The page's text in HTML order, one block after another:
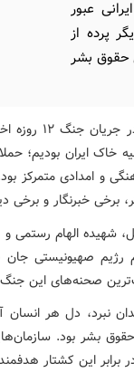
عبور
پرده از
حقوق بشر
در
خاک ایران بودیم؛
و امدادی متمرکز
برخی خبرنگار و برخی
شهیده الهام رستمی و
صهیونیستی جان
صحنه‌های این جنگ
نبرد، دل هر
بشر بود.
برابر این کشتار